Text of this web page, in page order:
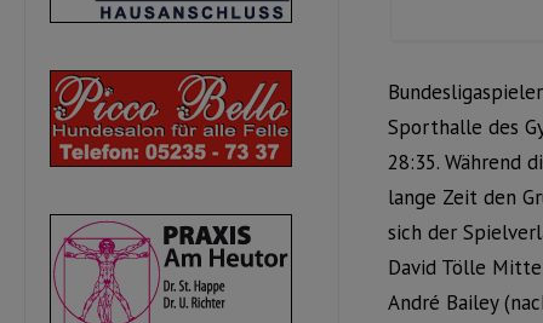
Sporthalle des
28:35. Während
lange Zeit den
sich der
David Tölle
André Bailey